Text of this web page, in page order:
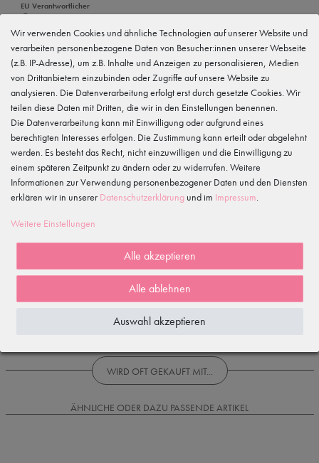
EU Verantwortlicher
tanzmuster GmbH
Gewerbeparkring 2, 15299 Müllrose, Deutschland
service@tanzmuster.de
033606-779250
Hersteller
tanzmuster
Gewerbeparkring 2, 15299 Müllrose, Deutschland
service@tanzmuster.de
033606-779250
Merkmale
5
3
1
WIRD OFT GEKAUFT MIT...
ÄHNLICHE ODER DAZU PASSENDE ARTIKEL
Wir verwenden Cookies und ähnliche Technologien auf unserer Website und
verarbeiten personenbezogene Daten von Besucher:innen unserer Webseite
(z.B. IP-Adresse), um z.B. Inhalte und Anzeigen zu personalisieren, Medien
von Drittanbietern einzubinden oder Zugriffe auf unsere Website zu
analysieren. Die Datenverarbeitung erfolgt erst durch gesetzte Cookies. Wir
teilen diese Daten mit Dritten, die wir in den Einstellungen benennen.
Die Datenverarbeitung kann mit Einwilligung oder aufgrund eines
berechtigten Interesses erfolgen. Die Zustimmung kann erteilt oder abgelehnt
werden. Es besteht das Recht, nicht einzuwilligen und die Einwilligung zu
einem späteren Zeitpunkt zu ändern oder zu widerrufen. Weitere
Informationen zur Verwendung personenbezogener Daten und den Diensten
erklären wir in unserer Daten­schutz­erklärung und im Impressum.
Weitere Einstellungen
Alle akzeptieren
Alle ablehnen
Auswahl akzeptieren